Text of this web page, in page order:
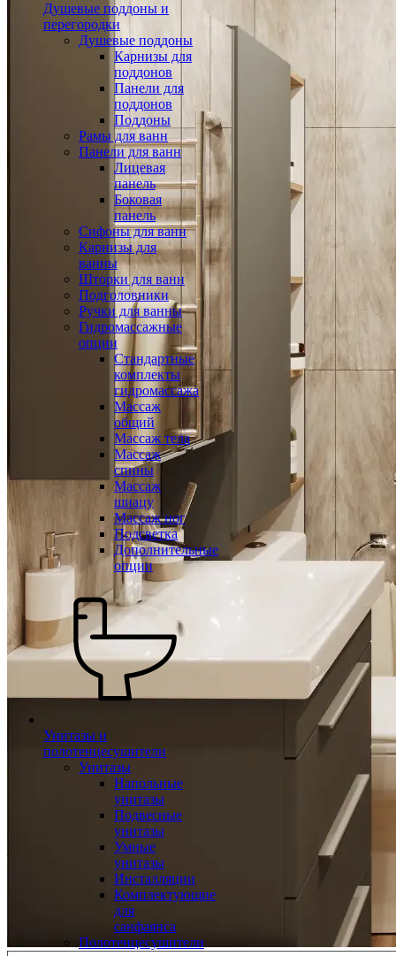
Душевые поддоны и
перегородки
Душевые поддоны
Карнизы для
поддонов
Панели для
поддонов
Поддоны
Рамы для ванн
Панели для ванн
Лицевая
панель
Боковая
панель
Сифоны для ванн
Карнизы для
ванны
Шторки для ванн
Подголовники
Ручки для ванны
Гидромассажные
опции
Стандартные
комплекты
гидромассажа
Массаж
общий
Массаж тела
Массаж
спины
Массаж
шиацу
Массаж ног
Подсветка
Дополнительные
опции
Унитазы и
полотенцесушители
Унитазы
Напольные
унитазы
Подвесные
унитазы
Умные
унитазы
Инсталляции
Комплектующие
для
санфаянса
Полотенцесушители